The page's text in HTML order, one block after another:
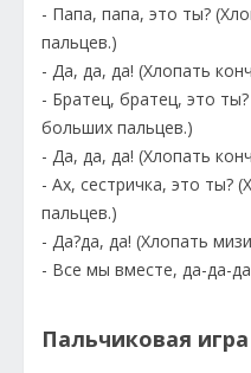
- Папа, папа, это ты?
пальцев.)
- Да, да, да! (Хлопать
- Братец, братец, это
больших пальцев.)
- Да, да, да! (Хлопать
- Ах, сестричка, это ты?
пальцев.)
- Да?да, да! (Хлопать
- Все мы вместе, да-да-
Пальчиковая